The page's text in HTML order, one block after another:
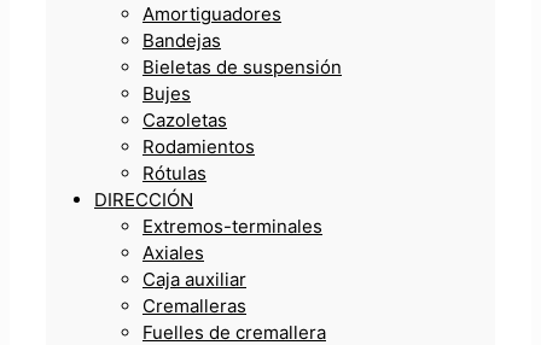
Amortiguadores
Bandejas
Bieletas de suspensión
Bujes
Cazoletas
Rodamientos
Rótulas
DIRECCIÓN
Extremos-terminales
Axiales
Caja auxiliar
Cremalleras
Fuelles de cremallera